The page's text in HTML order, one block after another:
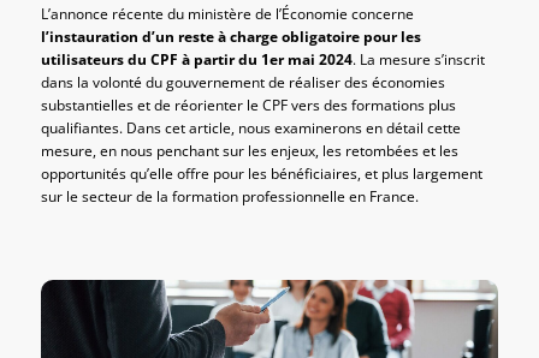
L’annonce récente du ministère de l’Économie concerne
l’instauration d’un reste à charge obligatoire pour les
utilisateurs du CPF à partir du 1er mai 2024. La mesure s’inscrit
dans la volonté du gouvernement de réaliser des économies
substantielles et de réorienter le CPF vers des formations plus
qualifiantes. Dans cet article, nous examinerons en détail cette
mesure, en nous penchant sur les enjeux, les retombées et les
opportunités qu’elle offre pour les bénéficiaires, et plus largement
sur le secteur de la formation professionnelle en France.